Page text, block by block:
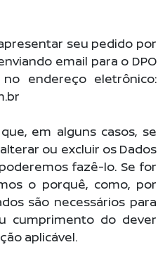
seu pedido por
email para o DPO
endereço eletrônico:
em alguns casos, se
ou excluir os Dados
fazê-lo. Se for
o porquê, como, por
são necessários para
cumprimento do dever
aplicável.